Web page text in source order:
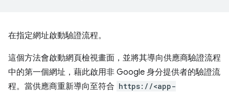
在指定網址啟動驗證流程。
這個方法會啟動網頁檢視畫面，並將其導向供應商驗證流程
中的第一個網址，藉此啟用非 Google 身分提供者的驗證流
程。當供應商重新導向至符合 https://<app-